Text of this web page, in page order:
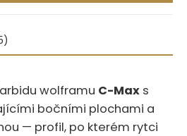
wolframu C-Max s
bočními plochami a
— profil, po kterém rytci